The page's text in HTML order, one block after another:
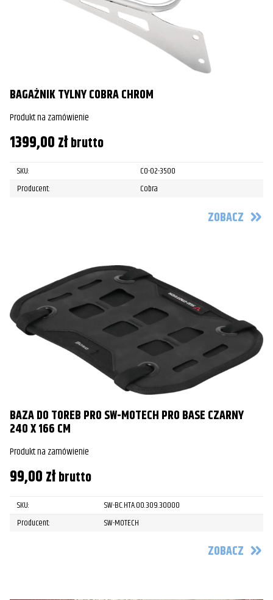
BAGAŻNIK TYLNY COBRA CHROM
Produkt na zamówienie
1399,00złbrutto
SKU:
CO-02-3500
Producent:
Cobra
ZOBACZ
BAZA DO TOREB PRO SW-MOTECH PRO BASE CZARNY
240 X 166 CM
Produkt na zamówienie
99,00złbrutto
SKU:
SW-BC.HTA.00.309.30000
Producent:
SW-MOTECH
ZOBACZ